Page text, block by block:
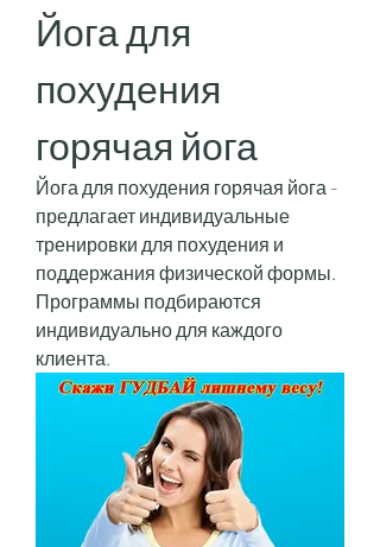
Йога для
похудения
горячая йога
Йога для похудения горячая йога -
предлагает индивидуальные
тренировки для похудения и
поддержания физической формы.
Программы подбираются
индивидуально для каждого
клиента.